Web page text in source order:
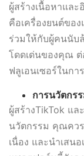
ผู้สร้างเนื้อหาแล
คือเครื่องยนต์ขอ
ร่วมให้กับผู้คนนับ
โดดเด่นของคุณ
ฟลูเอนเซอร์ในกา
การนวัตกร
ผู้สร้างTikTok แ
นวัตกรรม คุณคว
เนื่อง และนำเสน